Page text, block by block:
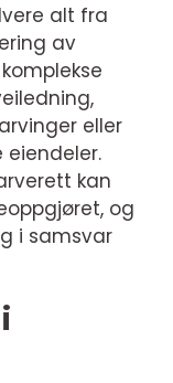
alt fra
av
eller
kan
og
i samsvar